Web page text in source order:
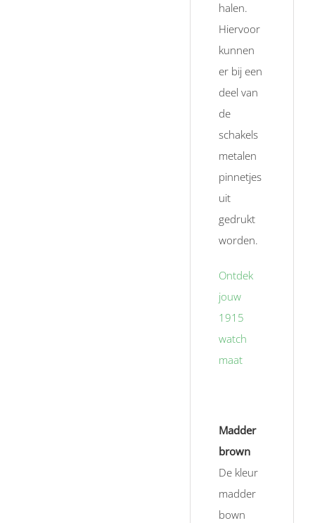
halen.
Hiervoor
kunnen
er bij een
deel van
de
schakels
metalen
pinnetjes
uit
gedrukt
worden.
Ontdek
jouw
1915
watch
maat
Madder
brown
De kleur
madder
bown